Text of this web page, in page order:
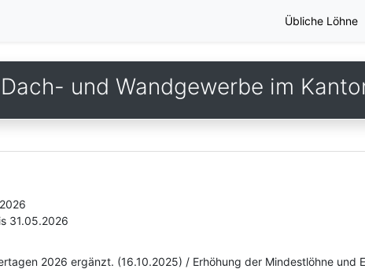
Übliche Löhne
und Wandgewerbe im
31.05.2026
2026 ergänzt. (16.10.2025) / Erhöhung der Mindestlöhne und